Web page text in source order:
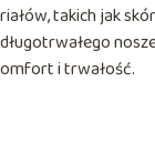
takich jak
i trwałość.